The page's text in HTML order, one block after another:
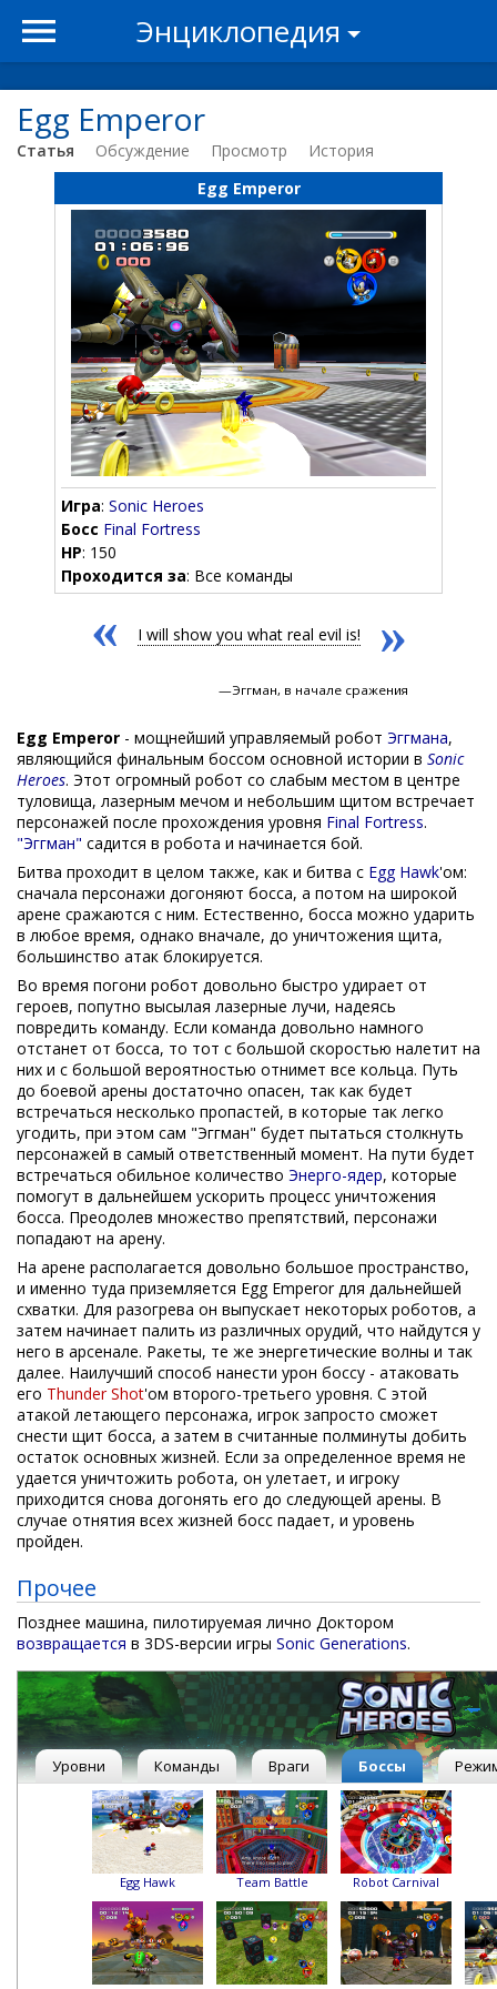
Энциклопедия
Egg Emperor
Статья Обсуждение Просмотр
История
Egg Emperor
Игра: Sonic Heroes
Босс Final Fortress
HP: 150
Проходится за: Все команды
« I will show you what real evil is! »
—Эггман, в начале сражения
Egg Emperor - мощнейший управляемый робот Эггмана,
являющийся финальным боссом основной истории в Sonic
Heroes. Этот огромный робот со слабым местом в центре
туловища, лазерным мечом и небольшим щитом встречает
персонажей после прохождения уровня Final Fortress.
"Эггман" садится в робота и начинается бой.
Битва проходит в целом также, как и битва с Egg Hawk'ом:
сначала персонажи догоняют босса, а потом на широкой
арене сражаются с ним. Естественно, босса можно ударить
в любое время, однако вначале, до уничтожения щита,
большинство атак блокируется.
Во время погони робот довольно быстро удирает от
героев, попутно высылая лазерные лучи, надеясь
повредить команду. Если команда довольно намного
отстанет от босса, то тот с большой скоростью налетит на
них и с большой вероятностью отнимет все кольца. Путь
до боевой арены достаточно опасен, так как будет
встречаться несколько пропастей, в которые так легко
угодить, при этом сам "Эггман" будет пытаться столкнуть
персонажей в самый ответственный момент. На пути будет
встречаться обильное количество Энерго-ядер, которые
помогут в дальнейшем ускорить процесс уничтожения
босса. Преодолев множество препятствий, персонажи
попадают на арену.
На арене располагается довольно большое пространство,
и именно туда приземляется Egg Emperor для дальнейшей
схватки. Для разогрева он выпускает некоторых роботов, а
затем начинает палить из различных орудий, что найдутся у
него в арсенале. Ракеты, те же энергетические волны и так
далее. Наилучший способ нанести урон боссу - атаковать
его Thunder Shot'ом второго-третьего уровня. С этой
атакой летающего персонажа, игрок запросто сможет
снести щит босса, а затем в считанные полминуты добить
остаток основных жизней. Если за определенное время не
удается уничтожить робота, он улетает, и игроку
приходится снова догонять его до следующей арены. В
случае отнятия всех жизней босс падает, и уровень
пройден.
Прочее
Позднее машина, пилотируемая лично Доктором
возвращается в 3DS-версии игры Sonic Generations.
Уровни Команды Враги Боссы
Egg Hawk Team Battle Robot Carnival